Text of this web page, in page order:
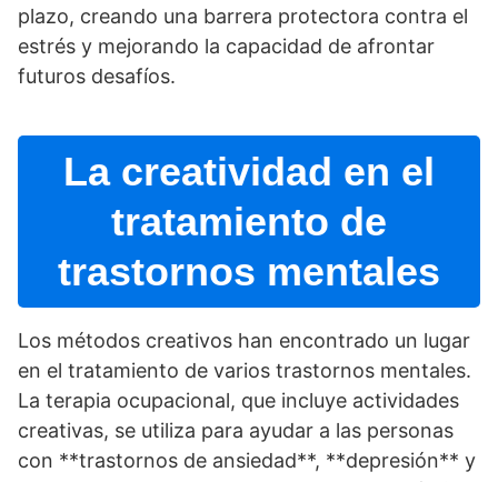
plazo, creando una barrera protectora contra el
estrés y mejorando la capacidad de afrontar
futuros desafí­os.
La creatividad en el
tratamiento de
trastornos mentales
Los métodos creativos han encontrado un lugar
en el tratamiento de varios trastornos mentales.
La terapia ocupacional, que incluye actividades
creativas, se utiliza para ayudar a las personas
con **trastornos de ansiedad**, **depresión** y